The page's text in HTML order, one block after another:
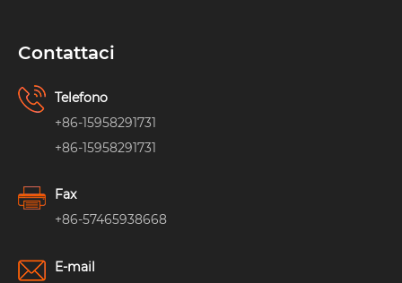
Contattaci
Telefono
+86-15958291731
+86-15958291731
Fax
+86-57465938668
E-mail